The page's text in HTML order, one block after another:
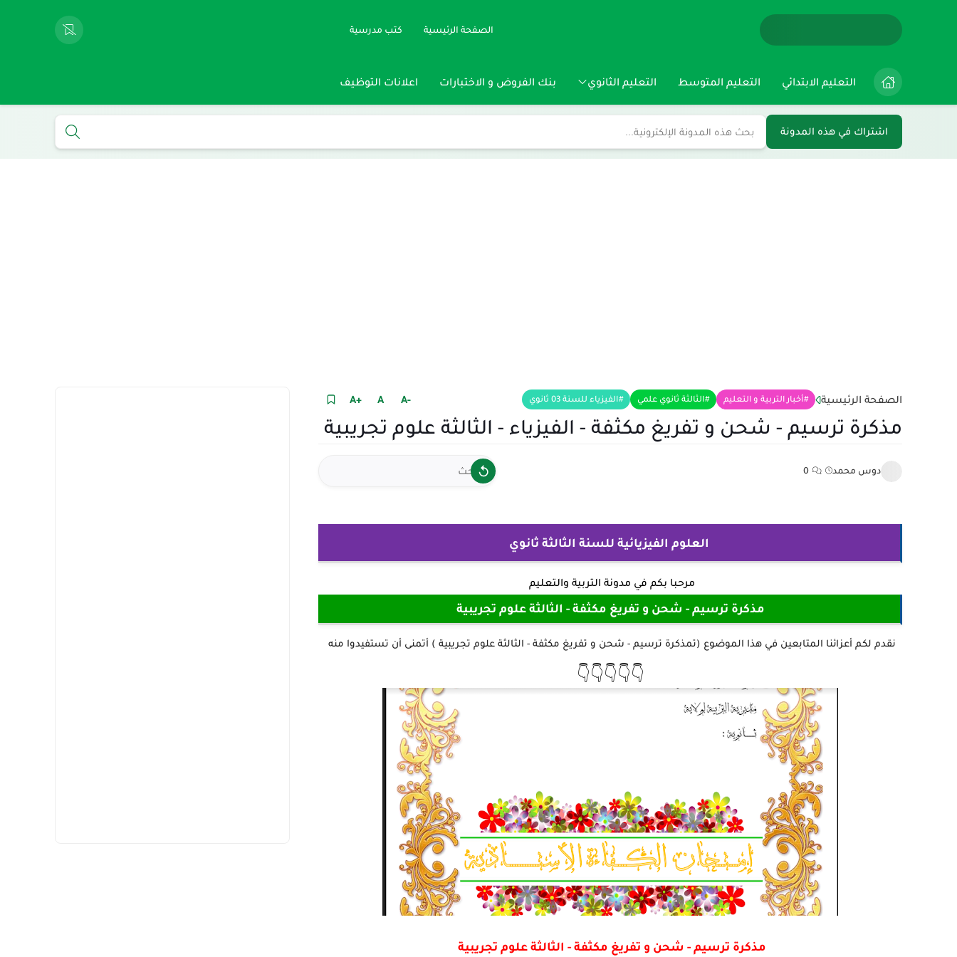
الصفحة الرئيسية كتب مدرسية
التعليم الابتدائي التعليم المتوسط التعليم الثانوي بنك الفروض و الاختبارات اعلانات التوظيف
اشتراك في هذه المدونة
الصفحة الرئيسية أخبار التربية و التعليم الثالثة ثانوي علمي الفيزياء للسنة 03 ثانوي +A A -A
مذكرة ترسيم - شحن و تفريغ مكثفة - الفيزياء - الثالثة علوم تجريبية
دوس محمد 0
العلوم الفيزيائية للسنة الثالثة ثانوي
مرحبا بكم في مدونة التربية والتعليم
مذكرة ترسيم - شحن و تفريغ مكثفة - الثالثة علوم تجريبية
نقدم لكم أعزائنا المتابعين في هذا الموضوع (تمذكرة ترسيم - شحن و تفريغ مكثفة - الثالثة علوم تجريبية ) أتمنى أن تستفيدوا منه
👇👇👇👇👇
مذكرة ترسيم - شحن و تفريغ مكثفة - الثالثة علوم تجريبية